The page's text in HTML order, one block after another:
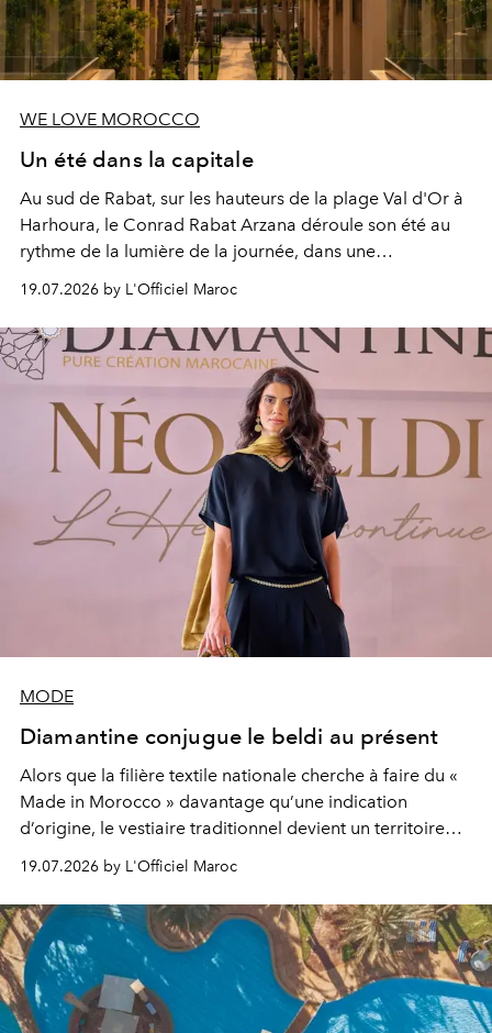
WE LOVE MOROCCO
Un été dans la capitale
Au sud de Rabat, sur les hauteurs de la plage Val d'Or à
Harhoura, le Conrad Rabat Arzana déroule son été au
rythme de la lumière de la journée, dans une
programmation pensée comme une succession de
rendez-vous avec l’océan.
19.07.2026 by L'Officiel Maroc
MODE
Diamantine conjugue le beldi au présent
Alors que la filière textile nationale cherche à faire du «
Made in Morocco » davantage qu’une indication
d’origine, le vestiaire traditionnel devient un territoire
d’expérimentation. Avec Néo Beldi, Diamantine en
révise les proportions et les usages pour l’inscrire dans
le quotidien contemporain, sans effacer la culture du
vêtement dont il procède.
19.07.2026 by L'Officiel Maroc